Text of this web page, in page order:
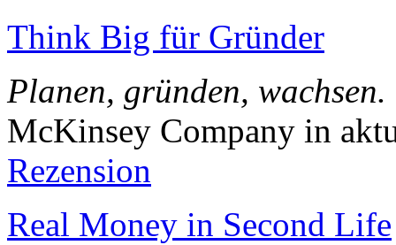
Think Big für Gründer
Planen, gründen, wachsen.
McKinsey Company in
Rezension
Real Money in Second Life